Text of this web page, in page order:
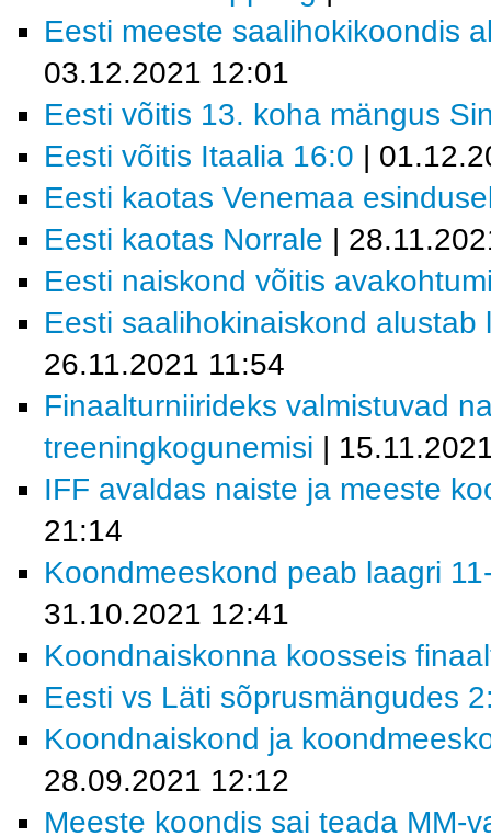
Eesti meeste saalihokikoondis
03.12.2021 12:01
Eesti võitis 13. koha mängus
Eesti võitis Itaalia 16:0 |
Eesti kaotas Venemaa
Eesti kaotas Norrale |
Eesti naiskond võitis
Eesti saalihokinaiskond
26.11.2021 11:54
Finaalturniirideks valmistuvad
treeningkogunemisi |
IFF avaldas naiste ja meeste
21:14
Koondmeeskond peab laagri
31.10.2021 12:41
Koondnaiskonna koosseis
Eesti vs Läti sõprusmängudes
Koondnaiskond ja
28.09.2021 12:12
Meeste koondis sai teada MM-